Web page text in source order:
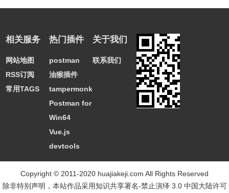
相关服务
网站地图
RSS订阅
常用TAGS
热门插件
postman
油猴插件
tampermonkey
Postman for
Win64
Vue.js
devtools
关于我们
联系我们
Copyright © 2011-2020 huajiakeji.com All Rights Reserved
除非特别声明，本站作品采用知识共享署名-禁止演绎 3.0 中国大陆许可